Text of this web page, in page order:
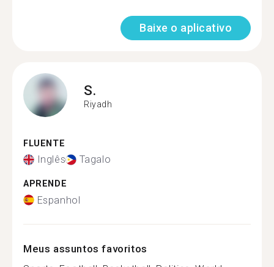
Baixe o aplicativo
S.
Riyadh
FLUENTE
Inglês Tagalo
APRENDE
Espanhol
Meus assuntos favoritos